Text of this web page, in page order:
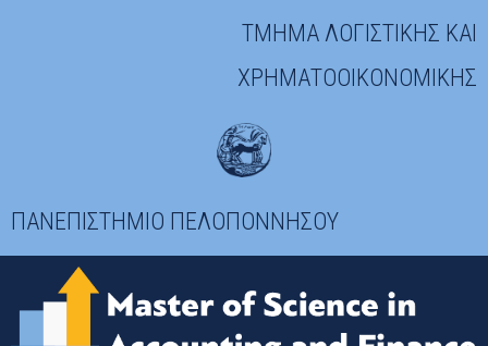
ΤΜΗΜΑ ΛΟΓΙΣΤΙΚΗΣ ΚΑΙ
ΧΡΗΜΑΤΟΟΙΚΟΝΟΜΙΚΗΣ
ΠΑΝΕΠΙΣΤΗΜΙΟ ΠΕΛΟΠΟΝΝΗΣΟΥ